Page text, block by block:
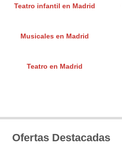
Teatro infantil en Madrid
Musicales en Madrid
Teatro en Madrid
Ofertas Destacadas